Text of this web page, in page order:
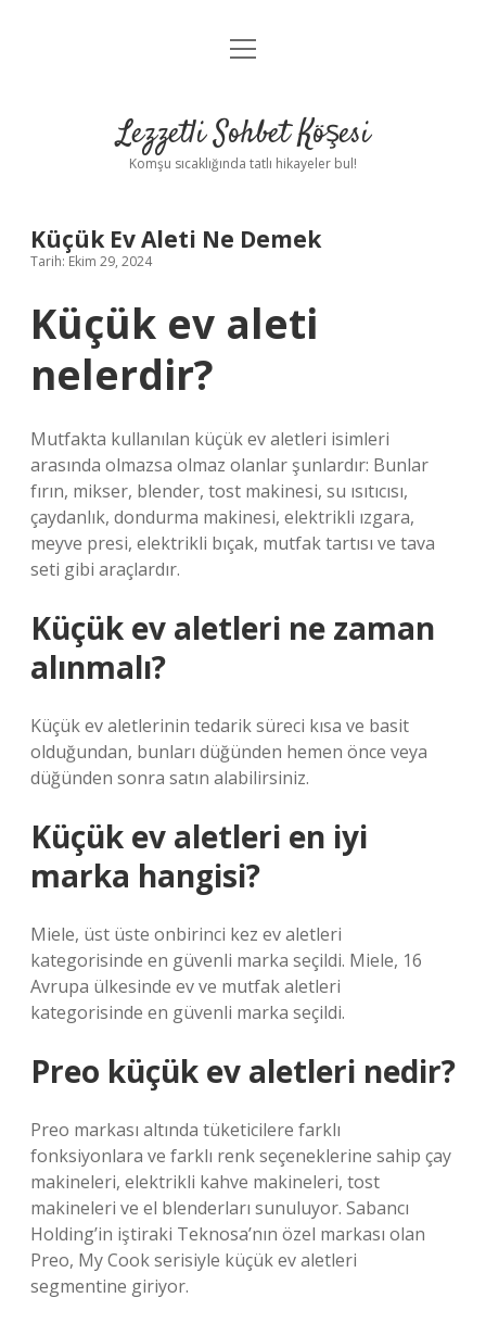
Anasayfa
Yasal Uyarı
menüyü
Lezzetli Sohbet Köşesi
Komşu sıcaklığında tatlı hikayeler bul!
Küçük Ev Aleti Ne Demek
Tarih: Ekim 29, 2024
Küçük ev aleti
nelerdir?
Mutfakta kullanılan küçük ev aletleri isimleri
arasında olmazsa olmaz olanlar şunlardır: Bunlar
fırın, mikser, blender, tost makinesi, su ısıtıcısı,
çaydanlık, dondurma makinesi, elektrikli ızgara,
meyve presi, elektrikli bıçak, mutfak tartısı ve tava
seti gibi araçlardır.
Küçük ev aletleri ne zaman
alınmalı?
Küçük ev aletlerinin tedarik süreci kısa ve basit
olduğundan, bunları düğünden hemen önce veya
düğünden sonra satın alabilirsiniz.
Küçük ev aletleri en iyi
marka hangisi?
Miele, üst üste onbirinci kez ev aletleri
kategorisinde en güvenli marka seçildi. Miele, 16
Avrupa ülkesinde ev ve mutfak aletleri
kategorisinde en güvenli marka seçildi.
Preo küçük ev aletleri nedir?
Preo markası altında tüketicilere farklı
fonksiyonlara ve farklı renk seçeneklerine sahip çay
makineleri, elektrikli kahve makineleri, tost
makineleri ve el blenderları sunuluyor. Sabancı
Holding’in iştiraki Teknosa’nın özel markası olan
Preo, My Cook serisiyle küçük ev aletleri
segmentine giriyor.